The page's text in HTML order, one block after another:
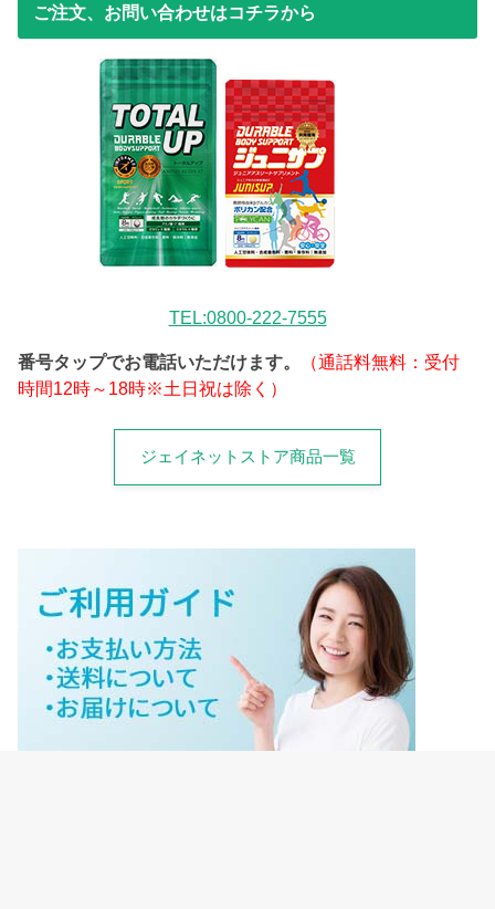
ご注文、お問い合わせはコチラから
TEL:0800-222-7555
番号タップでお電話いただけます。
（通話料無料：受付
時間12時～18時※土日祝は除く）
ジェイネットストア商品一覧